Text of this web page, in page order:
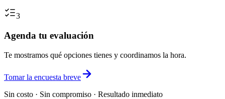
3
Agenda tu evaluación
Te mostramos qué opciones tienes y coordinamos la hora.
Tomar la encuesta breve
Sin costo · Sin compromiso · Resultado inmediato